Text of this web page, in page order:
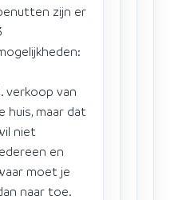
zijn er
verkoop van
huis, maar dat
niet
en
moet je
naar toe.